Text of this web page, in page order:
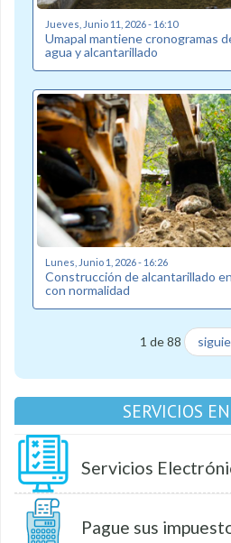
Jueves, Junio 11, 2026 - 16:10
Umapal mantiene cronogramas
agua y alcantarillado
Lunes, Junio 1, 2026 - 16:26
Construcción de alcantarillado
con normalidad
1 de 88
SERVICIOS
Servicios
Pague sus